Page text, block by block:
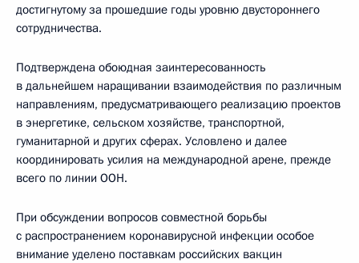
достигнутому за прошедшие годы уровню двустороннего
сотрудничества.
Подтверждена обоюдная заинтересованность
в дальнейшем наращивании взаимодействия по различным
направлениям, предусматривающего реализацию проектов
в энергетике, сельском хозяйстве, транспортной,
гуманитарной и других сферах. Условлено и далее
координировать усилия на международной арене, прежде
всего по линии ООН.
При обсуждении вопросов совместной борьбы
с распространением коронавирусной инфекции особое
внимание уделено поставкам российских вакцин